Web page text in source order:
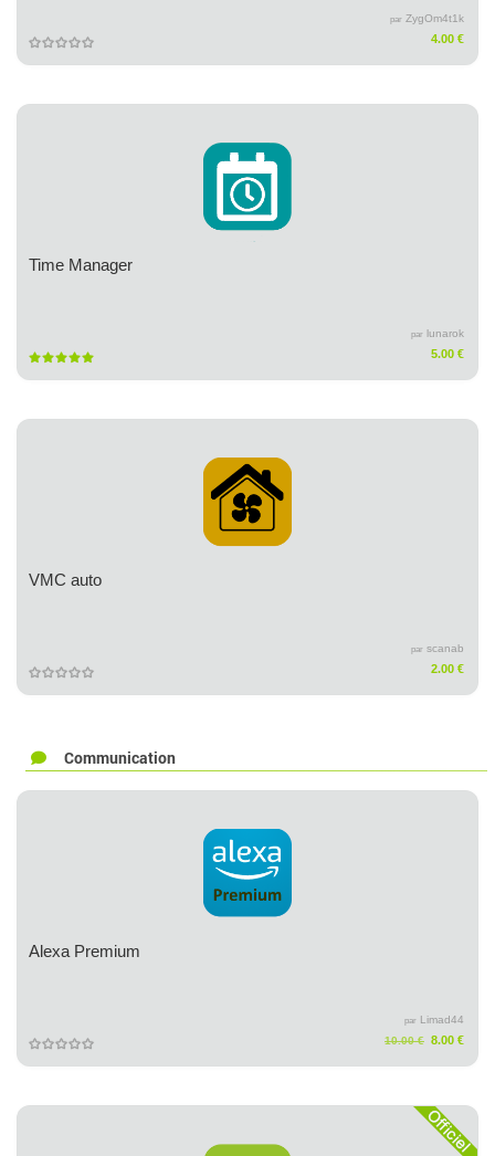
par ZygOm4t1k
4.00 €
Time Manager
par lunarok
5.00 €
VMC auto
par scanab
2.00 €
Communication
Alexa Premium
par Limad44
10.00 € 8.00 €